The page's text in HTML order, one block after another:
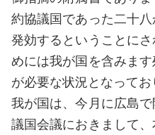
約協議国であった二十
発効するということに
めには我が国を含みま
が必要な状況となってお
我が国は、今月に広島
議国会議におきまして